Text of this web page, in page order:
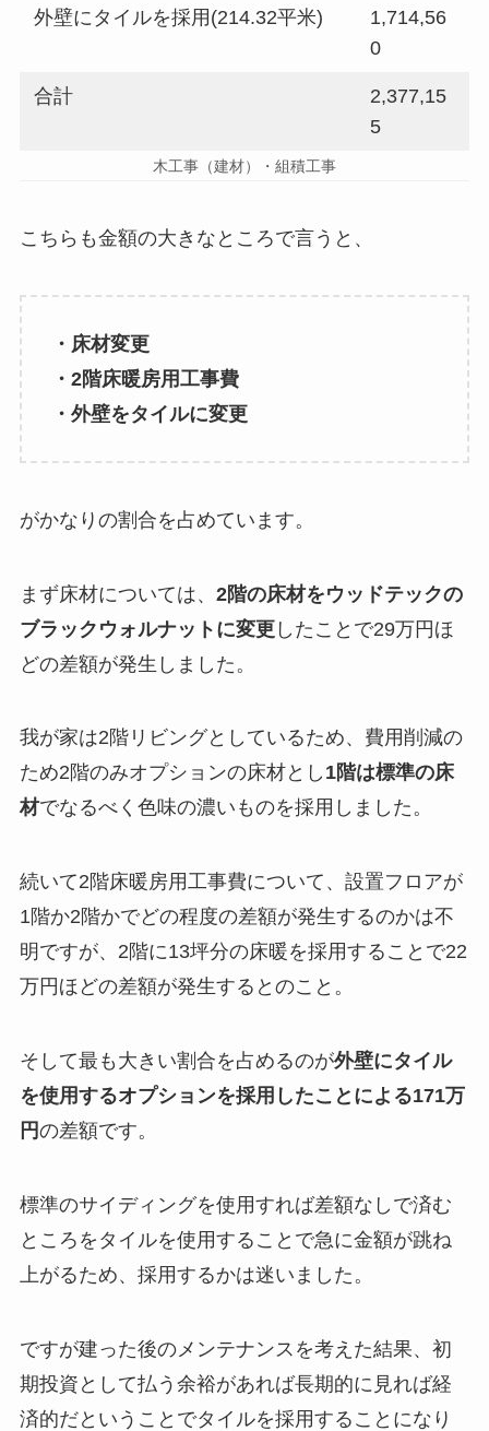
外壁にタイルを採用(214.32平米)
1,714,56
0
合計
2,377,15
5
木工事（建材）・組積工事
こちらも金額の大きなところで言うと、
・床材変更
・2階床暖房用工事費
・外壁をタイルに変更
がかなりの割合を占めています。
まず床材については、 2階の床材をウッドテックの
ブラックウォルナットに変更したことで29万円ほ
どの差額が発生しました。
我が家は2階リビングとしているため、費用削減の
ため2階のみオプションの床材とし 1階は標準の床
材でなるべく色味の濃いものを採用しました。
続いて2階床暖房用工事費について、設置フロアが
1階か2階かでどの程度の差額が発生するのかは不
明ですが、2階に13坪分の床暖を採用することで22
万円ほどの差額が発生するとのこと。
そして最も大きい割合を占めるのが外壁にタイル
を使用するオプションを採用したことによる171万
円の差額です。
標準のサイディングを使用すれば差額なしで済む
ところをタイルを使用することで急に金額が跳ね
上がるため、採用するかは迷いました。
ですが建った後のメンテナンスを考えた結果、初
期投資として払う余裕があれば長期的に見れば経
済的だということでタイルを採用することになり